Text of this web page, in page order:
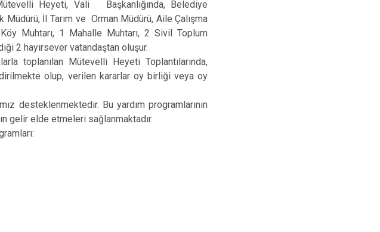
Heyeti, Vali Başkanlığında, Belediye
İl Tarım ve Orman Müdürü, Aile Çalışma
Muhtarı, 1 Mahalle Muhtarı, 2 Sivil Toplum
2 hayırsever vatandaştan oluşur.
toplanılan Mütevelli Heyeti Toplantılarında,
olup, verilen kararlar oy birliği veya oy
desteklenmektedir. Bu yardım programlarının
gelir elde etmeleri sağlanmaktadır.